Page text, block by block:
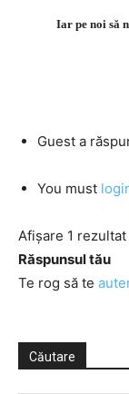
Iar pe noi să
Guest a
You must
Afișare 1 rezultat
Răspunsul tău
Te rog să te
Căutare